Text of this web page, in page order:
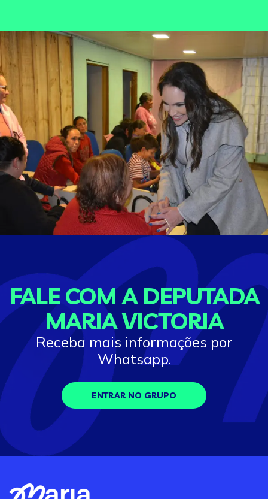
FALE COM A DEPUTADA
MARIA VICTORIA
Receba mais informações por
Whatsapp.
ENTRAR NO GRUPO